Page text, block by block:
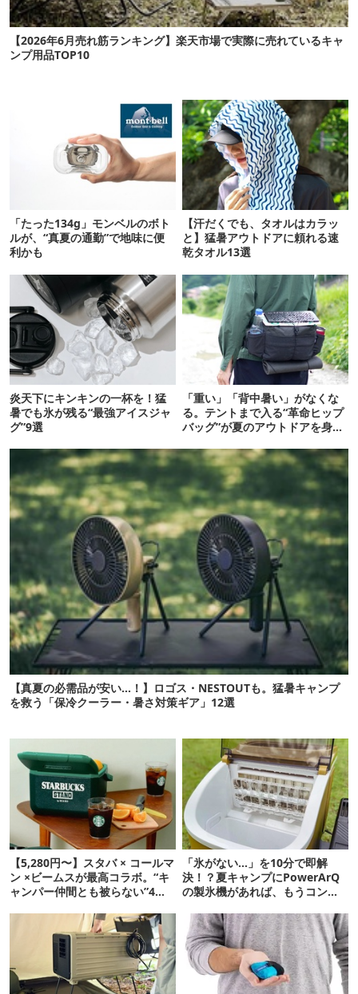
【2026年6月売れ筋ランキング】楽天市場で実際に売れているキャ
ンプ用品TOP10
「たった134g」モンベルのボト
ルが、“真夏の通勤”で地味に便
利かも
【汗だくでも、タオルはカラッ
と】猛暑アウトドアに頼れる速
乾タオル13選
炎天下にキンキンの一杯を！猛
暑でも氷が残る“最強アイスジャ
グ”9選
「重い」「背中暑い」がなくな
る。テントまで入る“革命ヒップ
バッグ”が夏のアウトドアを身軽
【真夏の必需品が安い…！】ロゴス・NESTOUTも。猛暑キャンプ
を救う「保冷クーラー・暑さ対策ギア」12選
【5,280円〜】スタバ × コールマ
ン ×ビームスが最高コラボ。“キ
ャンパー仲間とも被らない”4ア
「氷がない…」を10分で即解
決！？夏キャンプにPowerArQ
の製氷機があれば、もうコンビ